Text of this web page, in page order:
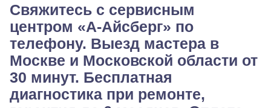
Свяжитесь с сервисным
центром «А-Айсберг» по
телефону. Выезд мастера в
Москве и Московской области от
30 минут. Бесплатная
диагностика при ремонте,